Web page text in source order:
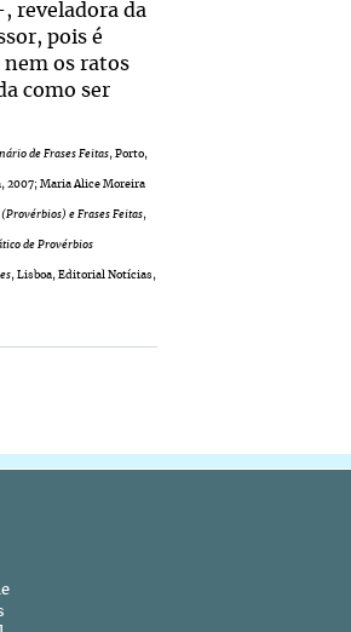
reveladora da
pois é
nem os ratos
como ser
de Frases Feitas, Porto,
2007; Maria Alice Moreira
e Frases Feitas,
de Provérbios
, Lisboa, Editorial Notícias,